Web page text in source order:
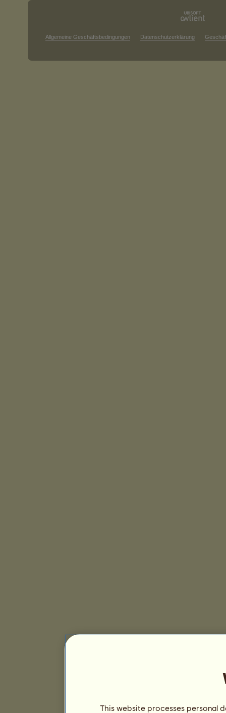
Allgemeine Geschäftsbedingungen Datenschutzerklärung
This website processes personal